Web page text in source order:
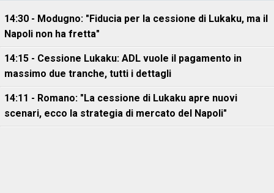
14:30 - Modugno: "Fiducia per la cessione di Lukaku, ma il
Napoli non ha fretta"
14:15 - Cessione Lukaku: ADL vuole il pagamento in
massimo due tranche, tutti i dettagli
14:11 - Romano: "La cessione di Lukaku apre nuovi
scenari, ecco la strategia di mercato del Napoli"